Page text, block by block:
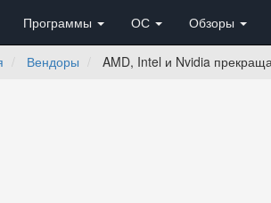
Программы ОС Обзоры
Вендоры AMD, Intel и Nvidia